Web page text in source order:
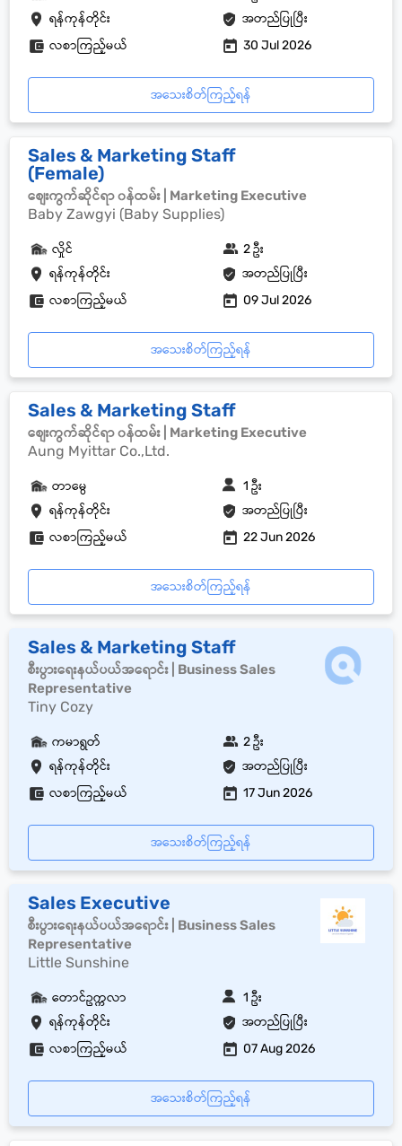
ရန်ကုန်တိုင်း အတည်ပြုပြီး
လစာကြည့်မယ် 30 Jul 2026
အသေးစိတ်ကြည့်ရန်
Sales & Marketing Staff
(Female)
စျေးကွက်ဆိုင်ရာ ၀န်ထမ်း | Marketing Executive
Baby Zawgyi (Baby Supplies)
ရန်ကုန်တိုင်း အတည်ပြုပြီး
လှိုင် 2 ဦး
လစာကြည့်မယ် 09 Jul 2026
အသေးစိတ်ကြည့်ရန်
Sales & Marketing Staff
စျေးကွက်ဆိုင်ရာ ၀န်ထမ်း | Marketing Executive
Aung Myittar Co.,Ltd.
ရန်ကုန်တိုင်း အတည်ပြုပြီး
တာမွေ 1 ဦး
လစာကြည့်မယ် 22 Jun 2026
အသေးစိတ်ကြည့်ရန်
Sales & Marketing Staff
စီးပွားရေးနယ်ပယ်အရောင်း | Business Sales
Representative
Tiny Cozy
ရန်ကုန်တိုင်း အတည်ပြုပြီး
ကမာရွတ် 2 ဦး
လစာကြည့်မယ် 17 Jun 2026
အသေးစိတ်ကြည့်ရန်
Sales Executive
စီးပွားရေးနယ်ပယ်အရောင်း | Business Sales
Representative
Little Sunshine
ရန်ကုန်တိုင်း အတည်ပြုပြီး
တောင်ဥက္ကလာ 1 ဦး
လစာကြည့်မယ် 07 Aug 2026
အသေးစိတ်ကြည့်ရန်